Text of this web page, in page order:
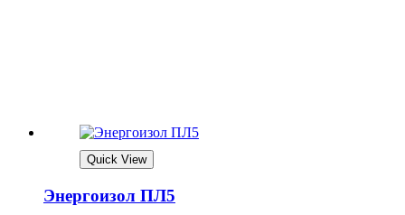
Quick View
Энергоизол ПЛ5